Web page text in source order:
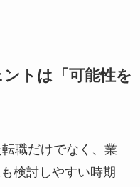
トは「可能性を
職だけでなく、業
検討しやすい時期